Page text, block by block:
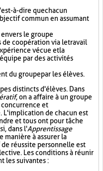
à-dire que chacun
commun en assumant
le groupe
coopération via le travail
vécue et la
par des activités
du groupe par les élèves.
distincts d'élèves. Dans
, on a affaire à un groupe
concurrence et
L'implication de chacun est
et tous ont pour tâche
dans l'Apprentissage
manière à assurer la
réussite personnelle est
Les conditions à réunir
les suivantes :